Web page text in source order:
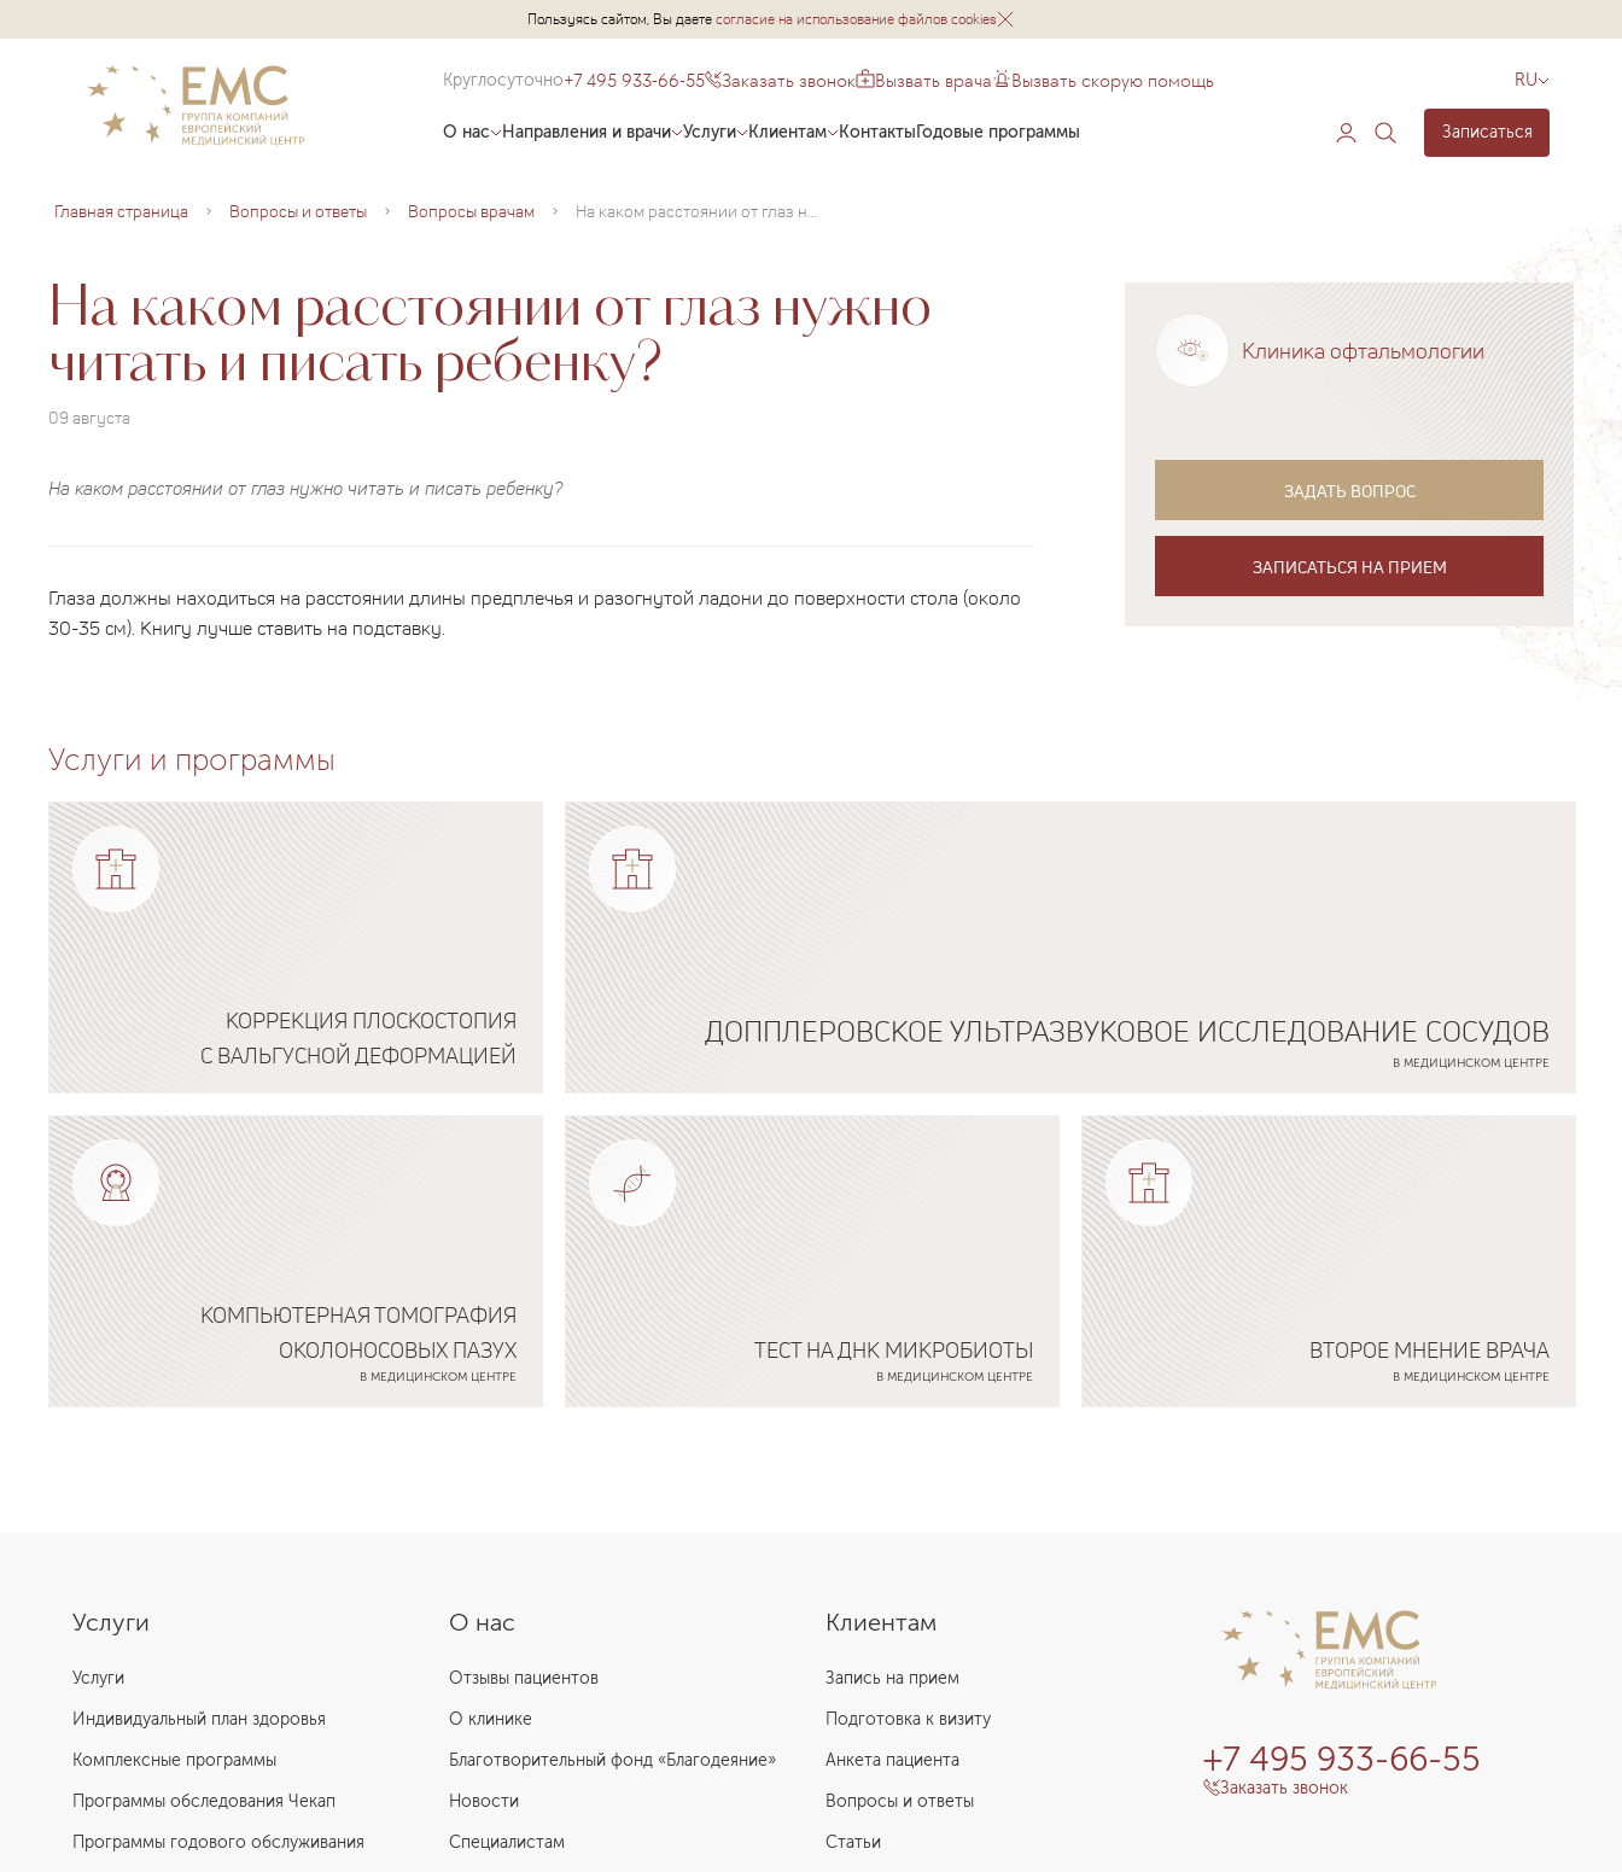
Пользуясь сайтом, Вы даетесогласие на использование файлов cookies
Круглосуточно+7 495 933-66-55 Заказать звонок Вызвать врача Вызвать скорую помощь RU
О нас Направления и врачи Услуги Клиентам КонтактыГодовые программы Записаться
Главная страница Вопросы и ответы Вопросы врачам На каком расстоянии от глаз нужно читать и писать ребенку?
На каком расстоянии от глаз нужно
читать и писать ребенку?
09 августа
На каком расстоянии от глаз нужно читать и писать ребенку?
Глаза должны находиться на расстоянии длины предплечья и разогнутой ладони до поверхности стола (около
30-35 см). Книгу лучше ставить на подставку.
Клиника офтальмологии
ЗАДАТЬ ВОПРОС
ЗАПИСАТЬСЯ НА ПРИЕМ
Услуги и программы
КОРРЕКЦИЯ ПЛОСКОСТОПИЯ
С ВАЛЬГУСНОЙ ДЕФОРМАЦИЕЙ
Подробнее о программе
ДОППЛЕРОВСКОЕ УЛЬТРАЗВУКОВОЕ ИССЛЕДОВАНИЕ СОСУДОВ
В МЕДИЦИНСКОМ ЦЕНТРЕ
Подробнее о программе
КОМПЬЮТЕРНАЯ ТОМОГРАФИЯ
ОКОЛОНОСОВЫХ ПАЗУХ
В МЕДИЦИНСКОМ ЦЕНТРЕ
ТЕСТ НА ДНК МИКРОБИОТЫ
В МЕДИЦИНСКОМ ЦЕНТРЕ
ВТОРОЕ МНЕНИЕ ВРАЧА
В МЕДИЦИНСКОМ ЦЕНТРЕ
О нас
Отзывы пациентов
О клинике
Благотворительный фонд «Благодеяние»
Новости
Специалистам
Услуги
Услуги
Индивидуальный план здоровья
Комплексные программы
Программы обследования Чекап
Программы годового обслуживания
Клиентам
Запись на прием
Подготовка к визиту
Анкета пациента
Вопросы и ответы
Статьи
+7 495 933-66-55
Заказать звонок